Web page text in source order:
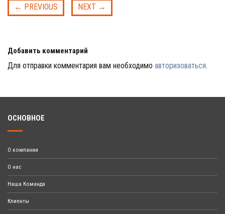
← PREVIOUS NEXT →
Добавить комментарий
Для отправки комментария вам необходимо авторизоваться.
ОСНОВНОЕ
О компании
О нас
Наша Команда
Клиенты